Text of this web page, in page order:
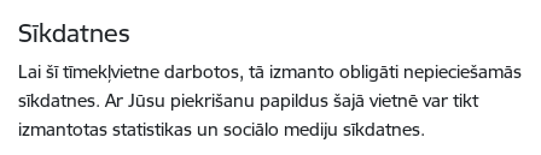
Sīkdatnes
Lai šī tīmekļvietne darbotos, tā izmanto obligāti nepieciešamās
sīkdatnes. Ar Jūsu piekrišanu papildus šajā vietnē var tikt
izmantotas statistikas un sociālo mediju sīkdatnes.